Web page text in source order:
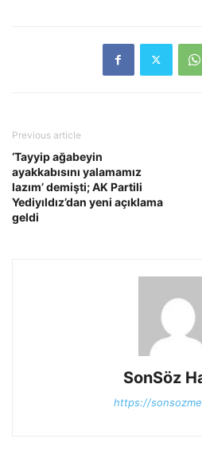
Previous article
‘Tayyip ağabeyin
ayakkabısını yalamamız
lazım’ demişti; AK Partili
Yediyıldız’dan yeni açıklama
geldi
SonSöz
https://